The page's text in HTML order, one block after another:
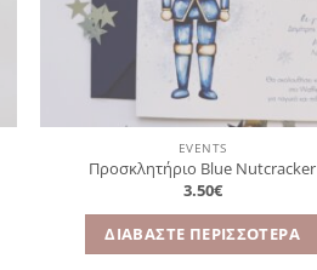
EVENTS
Προσκλητήριο Blue Nutcracker
3.50€
ΔΙΑΒΆΣΤΕ ΠΕΡΙΣΣΌΤΕΡΑ